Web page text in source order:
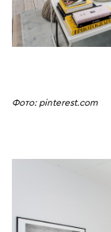
Фото: pinterest.com